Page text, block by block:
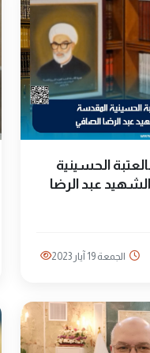
الحسينية
عبد الرضا
الجمعة 19 آيار 2023